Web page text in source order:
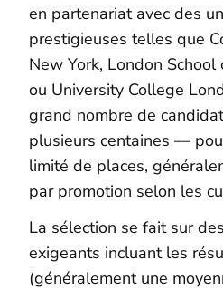
en partenariat avec des
prestigieuses telles que
New York, London School
ou University College
grand nombre de
plusieurs centaines —
limité de places,
par promotion selon les
La sélection se fait sur
exigeants incluant les
(généralement une